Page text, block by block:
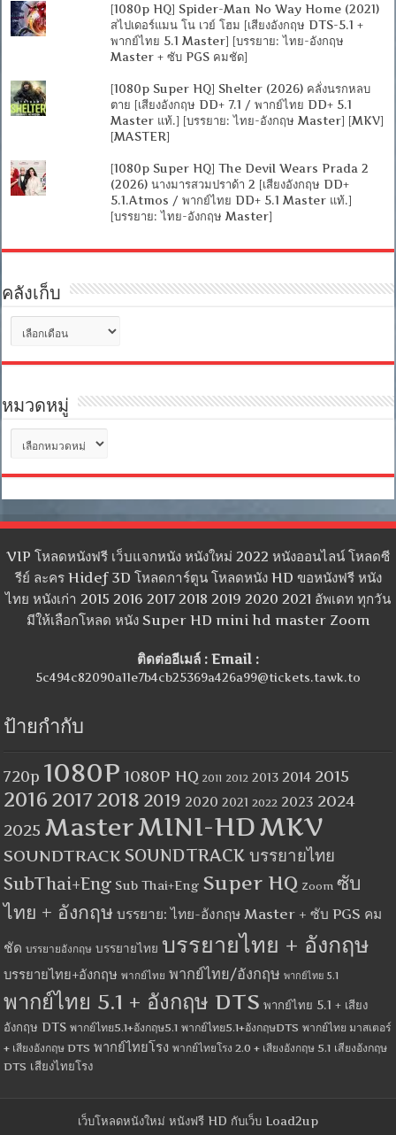
[1080p HQ] Spider-Man No Way Home (2021)
สไปเดอร์แมน โน เวย์ โฮม [เสียงอังกฤษ DTS-5.1 +
พากย์ไทย 5.1 Master] [บรรยาย: ไทย-อังกฤษ
Master + ซับ PGS คมชัด]
[1080p Super HQ] Shelter (2026) คลั่งนรกหลบ
ตาย [เสียงอังกฤษ DD+ 7.1 / พากย์ไทย DD+ 5.1
Master แท้.] [บรรยาย: ไทย-อังกฤษ Master] [MKV]
[MASTER]
[1080p Super HQ] The Devil Wears Prada 2
(2026) นางมารสวมปราด้า 2 [เสียงอังกฤษ DD+
5.1.Atmos / พากย์ไทย DD+ 5.1 Master แท้.]
[บรรยาย: ไทย-อังกฤษ Master]
คลังเก็บ
เก็บ
หมวดหมู่
หมู่
VIP โหลดหนังฟรี เว็บแจกหนัง หนังใหม่ 2022 หนังออนไลน์ โหลดซี
รีย์ ละคร Hidef 3D โหลดการ์ตูน โหลดหนัง HD ขอหนังฟรี หนัง
ไทย หนังเก่า 2015 2016 2017 2018 2019 2020 2021 อัพเดท ทุกวัน
มีให้เลือกโหลด หนัง Super HD mini hd master Zoom
ติดต่ออีเมล์ : Email :
5c494c82090a11e7b4cb25369a426a99@tickets.tawk.to
ป้ายกำกับ
720p 1080P 1080P HQ 2011 2012 2013 2014 2015
2016 2017 2018 2019 2020 2021 2022 2023 2024
2025 MasterMINI-HDMKV
SOUNDTRACK SOUNDTRACK บรรยายไทย
SubThai+Eng Sub Thai+Eng Super HQ Zoom ซับ
ไทย + อังกฤษ บรรยาย: ไทย-อังกฤษ Master + ซับ PGS คม
ชัด บรรยายอังกฤษ บรรยายไทย บรรยายไทย + อังกฤษ
บรรยายไทย+อังกฤษ พากย์ไทย พากย์ไทย/อังกฤษ พากย์ไทย 5.1
พากย์ไทย 5.1 + อังกฤษ DTS พากย์ไทย 5.1 + เสียง
อังกฤษ DTS พากย์ไทย5.1+อังกฤษ5.1 พากย์ไทย5.1+อังกฤษDTS พากย์ไทย มาสเตอร์
+ เสียงอังกฤษ DTS พากย์ไทยโรง พากย์ไทยโรง 2.0 + เสียงอังกฤษ 5.1 เสียงอังกฤษ
DTS เสียงไทยโรง
เว็บโหลดหนังใหม่ หนังฟรี HD กับเว็บ Load2up